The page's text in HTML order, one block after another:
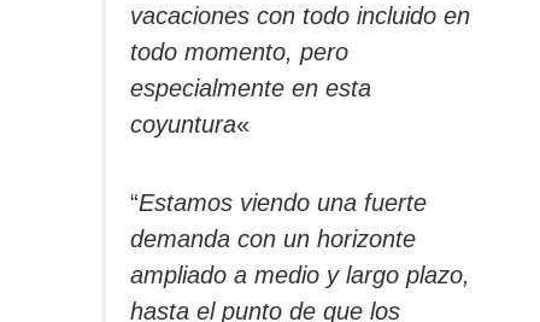
vacaciones con todo incluido en
todo momento, pero
especialmente en esta
coyuntura«
“Estamos viendo una fuerte
demanda con un horizonte
ampliado a medio y largo plazo,
hasta el punto de que los